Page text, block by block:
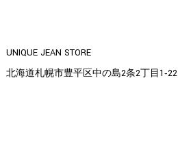
UNIQUE JEAN STORE
北海道札幌市豊平区中の島2条2丁目1‐22